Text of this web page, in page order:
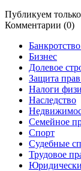
Публикуем
Комментарии (0)
Бизнес
Долевое
Защита
Налоги
Наследство
Семейное
Спорт
Судебные
Трудовое